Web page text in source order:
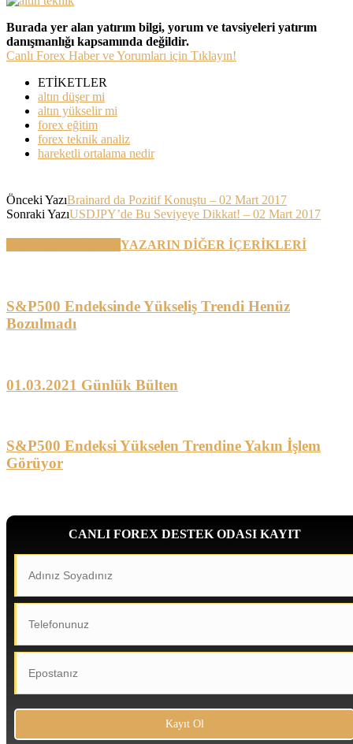
Burada yer alan yatırım bilgi, yorum ve tavsiyeleri yatırım
danışmanlığı kapsamında değildir.
Canlı Forex Haber ve Yorumları için Tıklayın!
ETİKETLER
altın düşer mi
altın yükselir mi
forex eğitim
forex teknik analiz
hareketli ortalama nedir
Önceki YazıBrainard da Pozitif Konuştu – 02 Mart 2017
Sonraki YazıUSDJPY’de Bu Seviyeye Dikkat! – 02 Mart 2017
YAZARIN DİĞER İÇERİKLERİ
S&P500 Endeksinde Yükseliş Trendi Henüz
Bozulmadı
01.03.2021 Günlük Bülten
S&P500 Endeksi Yükselen Trendine Yakın İşlem
Görüyor
CANLI FOREX DESTEK ODASI KAYIT